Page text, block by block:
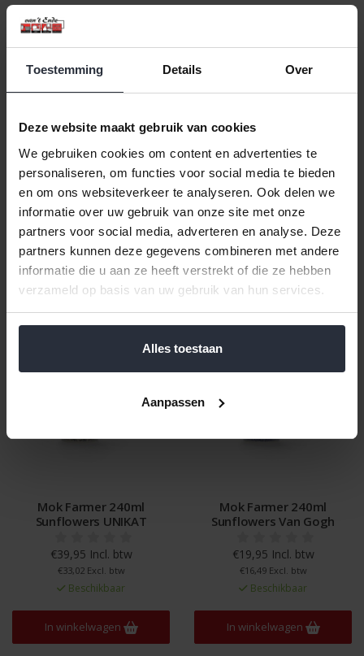
Toestemming Details Over
Deze website maakt gebruik van cookies
We gebruiken cookies om content en advertenties te
personaliseren, om functies voor social media te bieden
en om ons websiteverkeer te analyseren. Ook delen we
informatie over uw gebruik van onze site met onze
partners voor social media, adverteren en analyse. Deze
partners kunnen deze gegevens combineren met andere
informatie die u aan ze heeft verstrekt of die ze hebben
verzameld op basis van uw gebruik van hun services.
Alles toestaan
Aanpassen
Mok Farmer 240ml Irises
Van Gogh UNIKAT
€39,95 Incl. btw
€33,02 Excl. btw
Beschikbaar
In winkelwagen
Mok Farmer 240ml Old
Vineyard Van Gogh
€19,95 Incl. btw
€16,49 Excl. btw
Beschikbaar
In winkelwagen
Mok Farmer 240ml
Sunflowers UNIKAT
€39,95 Incl. btw
€33,02 Excl. btw
Beschikbaar
In winkelwagen
Mok Farmer 240ml
Sunflowers Van Gogh
€19,95 Incl. btw
€16,49 Excl. btw
Beschikbaar
In winkelwagen